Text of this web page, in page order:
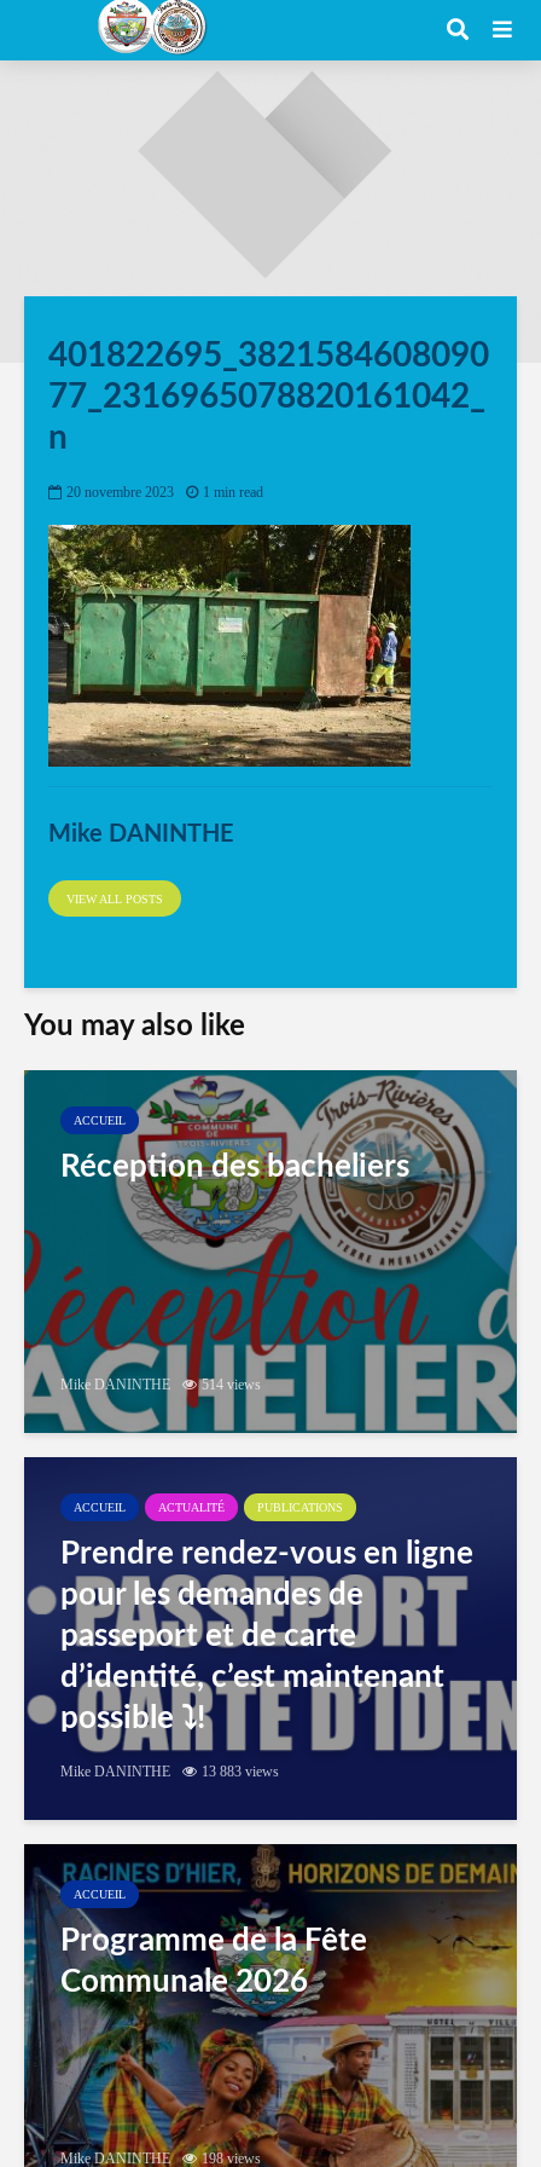
401822695_3821584608090
77_2316965078820161042_
n
20 novembre 2023 1 min read
Mike DANINTHE
VIEW ALL POSTS
You may also like
ACCUEIL
Réception des bacheliers
Mike DANINTHE 514 views
ACCUEIL ACTUALITÉ PUBLICATIONS
Prendre rendez-vous en ligne
pour les demandes de
passeport et de carte
d’identité, c’est maintenant
possible ⤵️!
Mike DANINTHE 13 883 views
ACCUEIL
Programme de la Fête
Communale 2026
Mike DANINTHE 198 views